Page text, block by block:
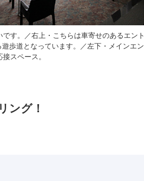
す。／右上・こちらは車寄せのあるエント
歩道となっています。／左下・メインエン
スペース。
ング！